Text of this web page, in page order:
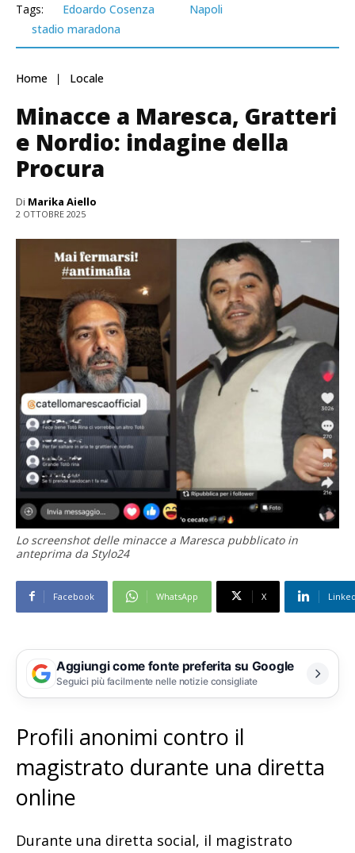
Tags: Edoardo Cosenza
Napoli
stadio maradona
Home Locale
Minacce a Maresca, Gratteri
e Nordio: indagine della
Procura
Di Marika Aiello
2 OTTOBRE 2025
Lo screenshot delle minacce a Maresca pubblicato in
anteprima da Stylo24
Facebook WhatsApp X
Aggiungi come fonte preferita su Google
Seguici più facilmente nelle notizie consigliate
Profili anonimi contro il
magistrato durante una diretta
online
Durante una diretta social, il magistrato